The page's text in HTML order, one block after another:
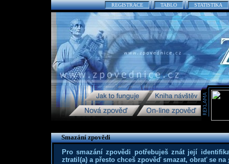
REGISTRACE TABLO STATISTIKA
Smazání zpovědi
Pro smazání zpovědi potřebuješ znát její
ztratil(a) a přesto chceš zpověď smazat, obrať se na